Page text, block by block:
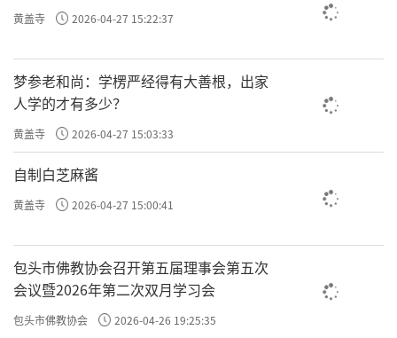
黄盖寺 2026-04-27 15:22:37
梦参老和尚：学楞严经得有大善根，出家
人学的才有多少？
黄盖寺 2026-04-27 15:03:33
自制白芝麻酱
黄盖寺 2026-04-27 15:00:41
包头市佛教协会召开第五届理事会第五次
会议暨2026年第二次双月学习会
包头市佛教协会 2026-04-26 19:25:35